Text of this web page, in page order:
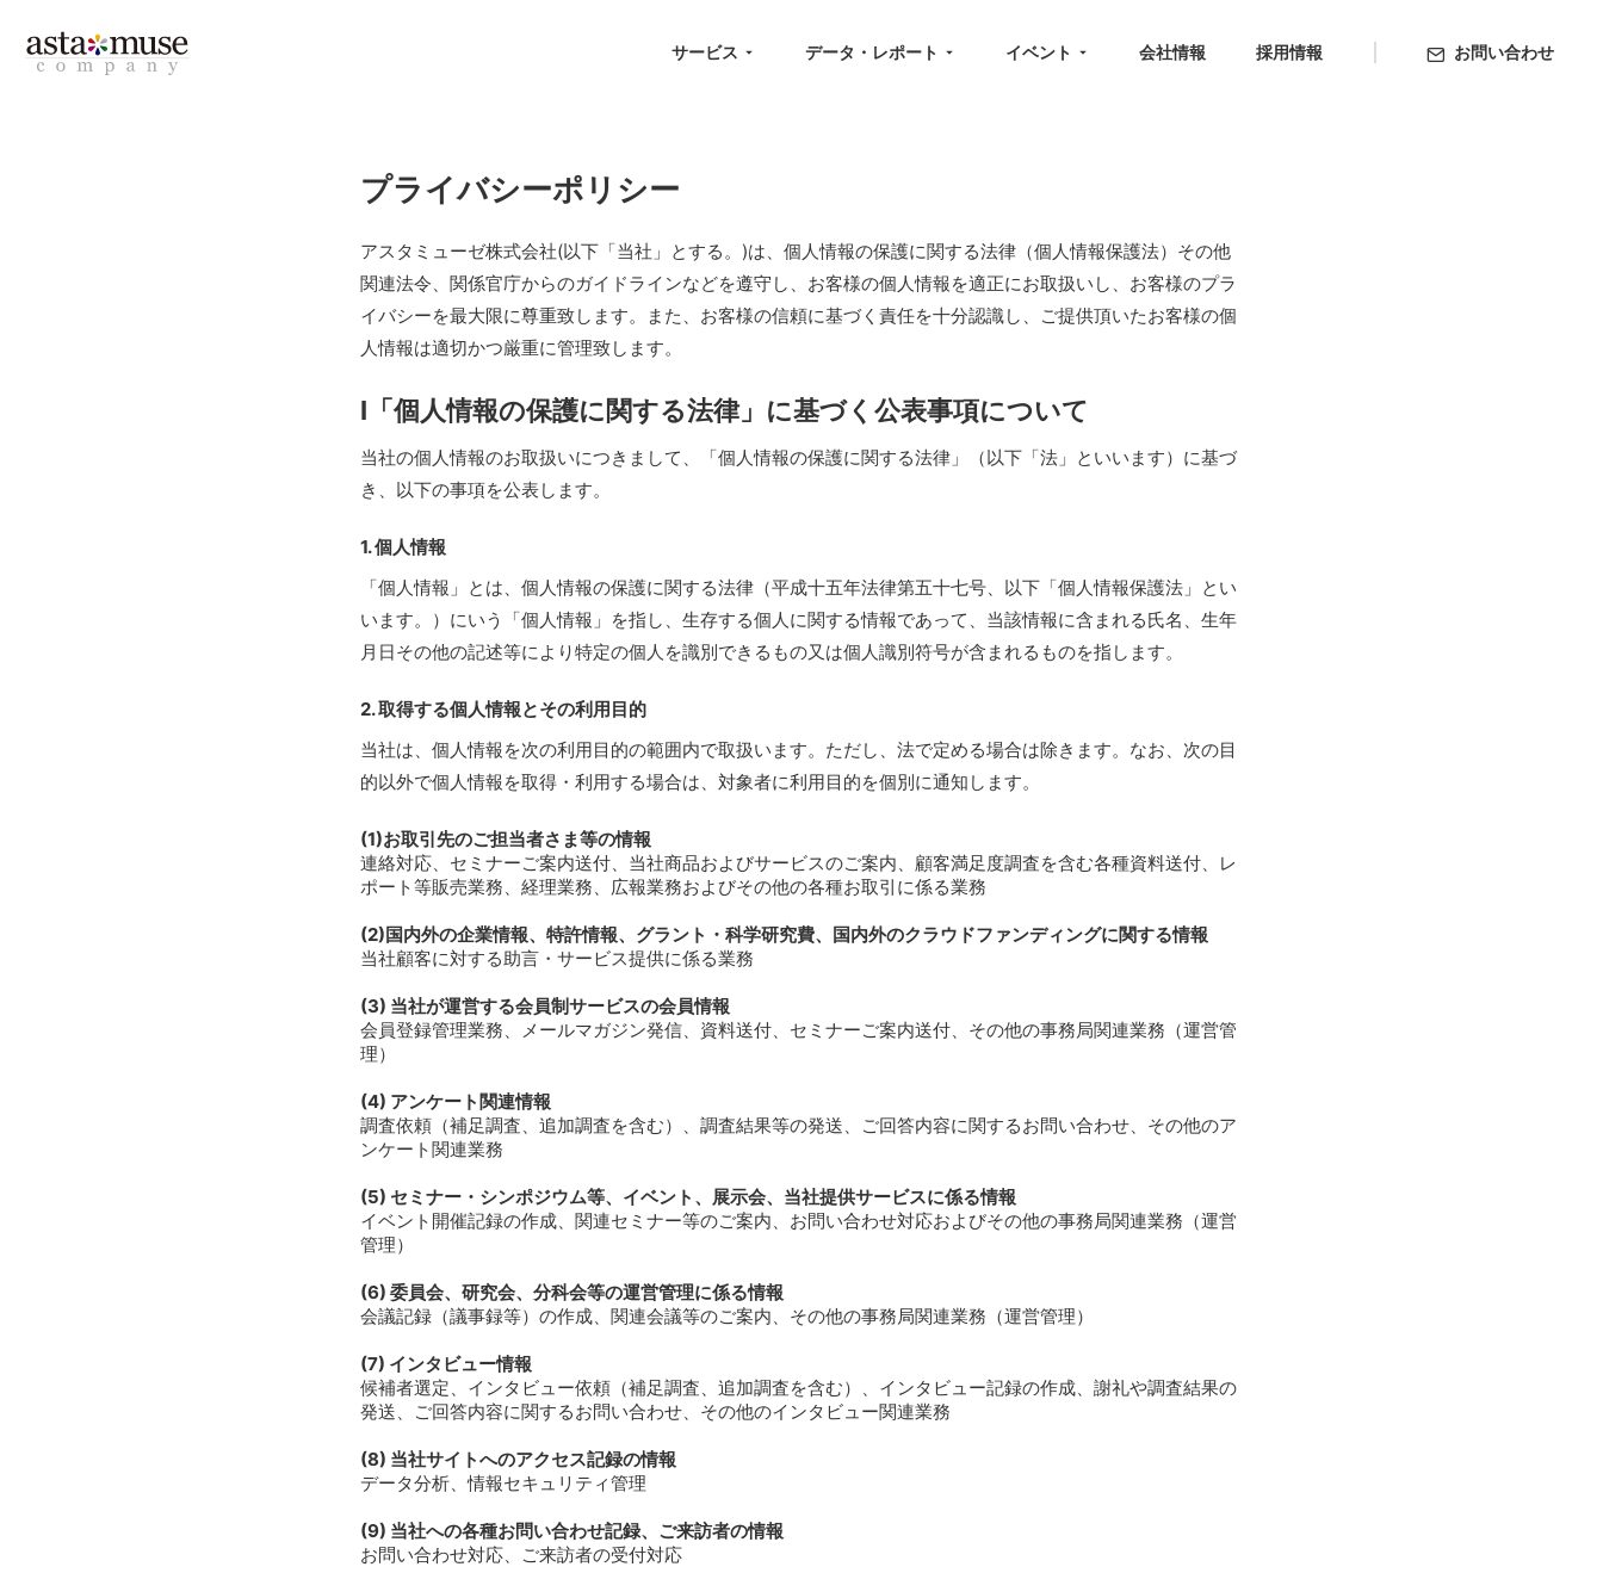
サービス データ・レポート イベント 会社情報 採用情報 お問い合わせ
プライバシーポリシー
アスタミューゼ株式会社(以下「当社」とする。)は、個人情報の保護に関する法律（個人情報保護法）その他
関連法令、関係官庁からのガイドラインなどを遵守し、お客様の個人情報を適正にお取扱いし、お客様のプラ
イバシーを最大限に尊重致します。また、お客様の信頼に基づく責任を十分認識し、ご提供頂いたお客様の個
人情報は適切かつ厳重に管理致します。
Ⅰ「個人情報の保護に関する法律」に基づく公表事項について
当社の個人情報のお取扱いにつきまして、「個人情報の保護に関する法律」（以下「法」といいます）に基づ
き、以下の事項を公表します。
1. 個人情報
「個人情報」とは、個人情報の保護に関する法律（平成十五年法律第五十七号、以下「個人情報保護法」とい
います。）にいう「個人情報」を指し、生存する個人に関する情報であって、当該情報に含まれる氏名、生年
月日その他の記述等により特定の個人を識別できるもの又は個人識別符号が含まれるものを指します。
2. 取得する個人情報とその利用目的
当社は、個人情報を次の利用目的の範囲内で取扱います。ただし、法で定める場合は除きます。なお、次の目
的以外で個人情報を取得・利用する場合は、対象者に利用目的を個別に通知します。
(1)お取引先のご担当者さま等の情報
連絡対応、セミナーご案内送付、当社商品およびサービスのご案内、顧客満足度調査を含む各種資料送付、レ
ポート等販売業務、経理業務、広報業務およびその他の各種お取引に係る業務
(2)国内外の企業情報、特許情報、グラント・科学研究費、国内外のクラウドファンディングに関する情報
当社顧客に対する助言・サービス提供に係る業務
(3) 当社が運営する会員制サービスの会員情報
会員登録管理業務、メールマガジン発信、資料送付、セミナーご案内送付、その他の事務局関連業務（運営管
理）
(4) アンケート関連情報
調査依頼（補足調査、追加調査を含む）、調査結果等の発送、ご回答内容に関するお問い合わせ、その他のア
ンケート関連業務
(5) セミナー・シンポジウム等、イベント、展示会、当社提供サービスに係る情報
イベント開催記録の作成、関連セミナー等のご案内、お問い合わせ対応およびその他の事務局関連業務（運営
管理）
(6) 委員会、研究会、分科会等の運営管理に係る情報
会議記録（議事録等）の作成、関連会議等のご案内、その他の事務局関連業務（運営管理）
(7) インタビュー情報
候補者選定、インタビュー依頼（補足調査、追加調査を含む）、インタビュー記録の作成、謝礼や調査結果の
発送、ご回答内容に関するお問い合わせ、その他のインタビュー関連業務
(8) 当社サイトへのアクセス記録の情報
データ分析、情報セキュリティ管理
(9) 当社への各種お問い合わせ記録、ご来訪者の情報
お問い合わせ対応、ご来訪者の受付対応